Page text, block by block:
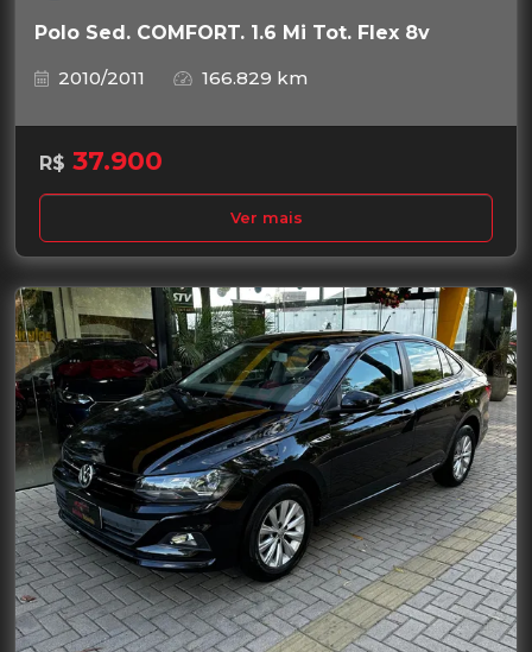
Polo Sed. COMFORT. 1.6 Mi Tot. Flex 8v
2010/2011
166.829 km
R$ 37.900
Ver mais